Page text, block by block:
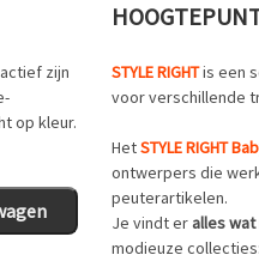
zijn
op kleur.
STYLE RIGHTis een
voor verschillende
HetSTYLE RIGHT
ontwerpers die
peuterartikelen.
Je vindt eralles
modieuze